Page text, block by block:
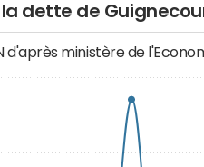
dette de
d'après ministère de